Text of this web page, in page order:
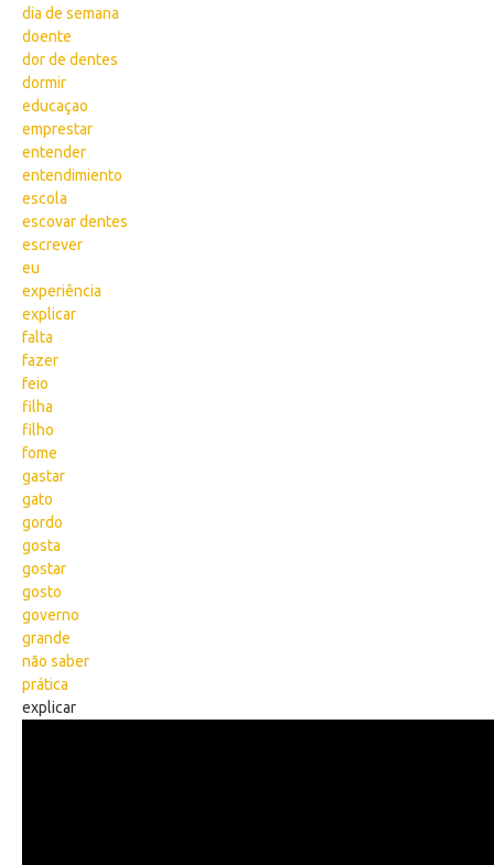
dia de semana
doente
dor de dentes
dormir
educaçao
emprestar
entender
entendimiento
escola
escovar dentes
escrever
eu
experiência
explicar
falta
fazer
feio
filha
filho
fome
gastar
gato
gordo
gosta
gostar
gosto
governo
grande
não saber
prática
explicar